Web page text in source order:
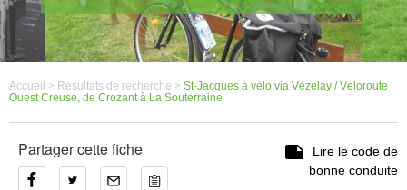
Accueil > Résultats de recherche > St-Jacques à vélo via Vézelay / Véloroute
Ouest Creuse, de Crozant à La Souterraine
Partager cette fiche 
Lire le code de
bonne conduite